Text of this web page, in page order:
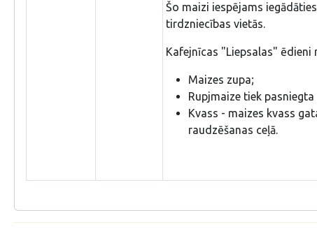
Šo maizi iespējams
tirdzniecības vietās.
Kafejnīcas "Liepsalas" ēdieni
Maizes zupa;
Rupjmaize tiek
Kvass - maizes kvass
raudzēšanas ceļā.